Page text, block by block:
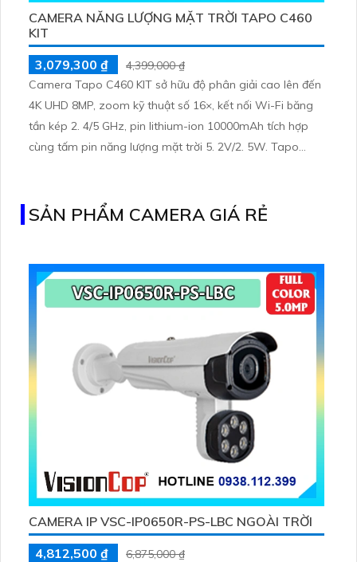
CAMERA NĂNG LƯỢNG MẶT TRỜI TAPO C460
KIT
3,079,300 ₫
4,399,000 ₫
Camera Tapo C460 KIT sở hữu độ phân giải cao lên đến
4K UHD 8MP, zoom kỹ thuật số 16×, kết nối Wi-Fi băng
tần kép 2. 4/5 GHz, pin lithium-ion 10000mAh tích hợp
cùng tấm pin năng lượng mặt trời 5. 2V/2. 5W. Tapo
SẢN PHẨM CAMERA GIÁ RẺ
CAMERA IP VSC-IP0650R-PS-LBC NGOÀI TRỜI
4,812,500 ₫
6,875,000 ₫